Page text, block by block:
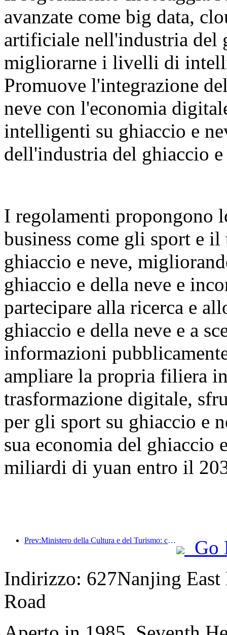
avanzate come big data,
artificiale nell'industria del
migliorarne i livelli di
Promuove l'integrazione
neve con l'economia
intelligenti su ghiaccio e
dell'industria del ghiaccio
I regolamenti
business come gli sport e
ghiaccio e neve,
ghiaccio e della neve e
partecipare alla ricerca e
ghiaccio e della neve e a
informazioni
ampliare la propria filiera
trasformazione digitale,
per gli sport su ghiaccio e
sua economia del ghiaccio
miliardi di yuan entro il
Prev:Ministero della Cultura e del Turismo: concentrarsi sia sull'offerta che sulla domanda per orientare le attività di consumo e i viaggi culturali e turistici.
Go
Indirizzo: 627Nanjing
Road